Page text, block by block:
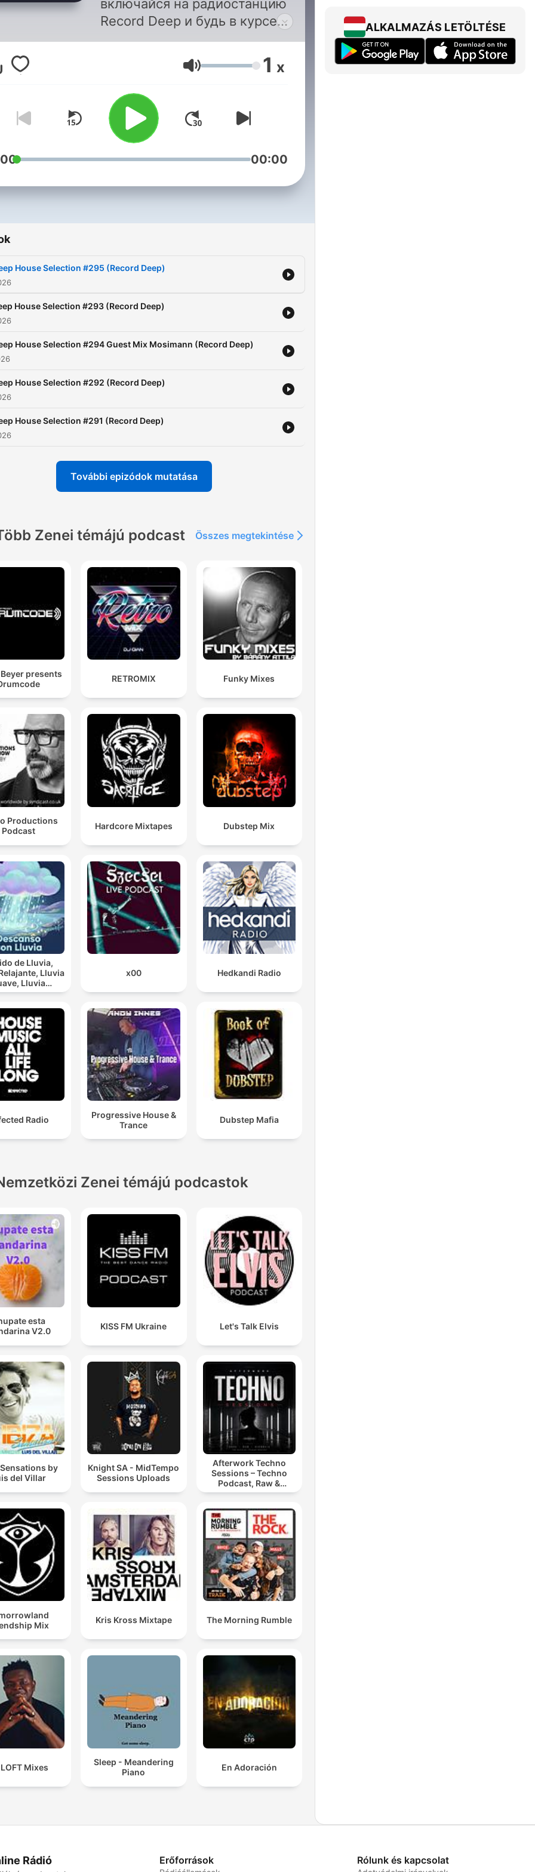
включайся на радиостанцию
Record Deep и будь в курсе
лучших deep house
композиций этой недели!
Hangerő 1 x
00:00
House Selection #295 (Record Deep)
House Selection #293 (Record Deep)
House Selection #294 Guest Mix Mosimann (Record Deep)
House Selection #292 (Record Deep)
House Selection #291 (Record Deep)
További epizódok mutatása
Zenei témájú podcast Összes megtekintése
presents
RETROMIX Funky Mixes
Productions
Podcast
Hardcore Mixtapes Dubstep Mix
de Lluvia,
Lluvia
Lluvia
Descanso
x00 Hedkandi Radio
Radio
Progressive House &
Trance
Dubstep Mafia
Zenei témájú podcastok
esta
V2.0
KISS FM Ukraine Let's Talk Elvis
by
del Villar
Knight SA - MidTempo
Sessions Uploads
Afterwork Techno
Sessions – Techno
Podcast, Raw &
Hypnotic Techno
Mix
Kris Kross Mixtape The Morning Rumble
Mixes
Sleep - Meandering
Piano
En Adoración
ALKALMAZÁS LETÖLTÉSE
Rádió Erőforrások Rólunk és kapcsolat